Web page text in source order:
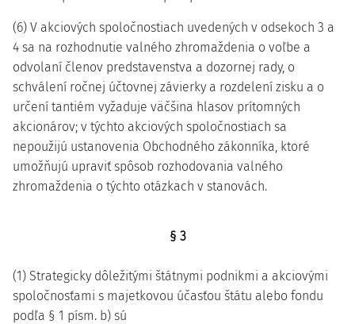
(6) V akciových spoločnostiach uvedených v odsekoch 3 a
4 sa na rozhodnutie valného zhromaždenia o voľbe a
odvolaní členov predstavenstva a dozornej rady, o
schválení ročnej účtovnej závierky a rozdelení zisku a o
určení tantiém vyžaduje väčšina hlasov prítomných
akcionárov; v týchto akciových spoločnostiach sa
nepoužijú ustanovenia Obchodného zákonníka, ktoré
umožňujú upraviť spôsob rozhodovania valného
zhromaždenia o týchto otázkach v stanovách.
§ 3
(1) Strategicky dôležitými štátnymi podnikmi a akciovými
spoločnosťami s majetkovou účasťou štátu alebo fondu
podľa § 1 písm. b) sú